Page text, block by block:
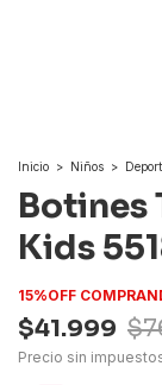
Inicio > Niños >
Botines
Kids
15%OFF
$41.999
Precio sin